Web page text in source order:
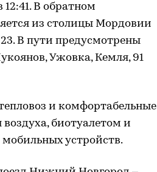
В обратном
из столицы Мордовии
В пути предусмотрены
Ужовка, Кемля, 91
и комфортабельные
биотуалетом и
устройств.